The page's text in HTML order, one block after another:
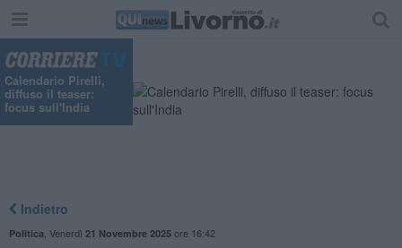
Calendario Pirelli,
diffuso il teaser:
focus sull'India
Indietro
Politica Venerdì 21 Novembre 2025ore 16:42